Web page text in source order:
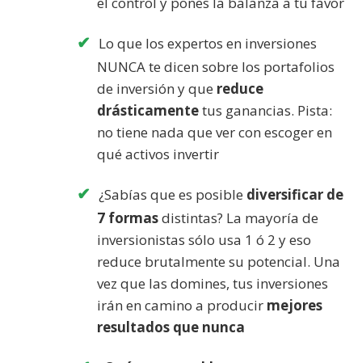
Lo que los expertos en inversiones
NUNCA te dicen sobre los portafolios
de inversión y que reduce
drásticamentetus ganancias. Pista:
no tiene nada que ver con escoger en
qué activos invertir
¿Sabías que es posible diversificar de
7 formasdistintas? La mayoría de
inversionistas sólo usa 1 ó 2 y eso
reduce brutalmente su potencial. Una
vez que las domines, tus inversiones
irán en camino a producir mejores
resultados que nunca